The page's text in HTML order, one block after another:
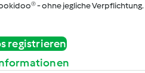
- ohne jegliche Verpflichtung.
registrieren